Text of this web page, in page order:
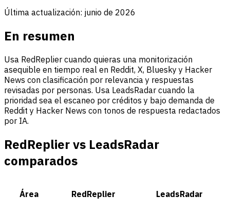
Última actualización: junio de 2026
En resumen
Usa RedReplier cuando quieras una monitorización
asequible en tiempo real en Reddit, X, Bluesky y Hacker
News con clasificación por relevancia y respuestas
revisadas por personas. Usa LeadsRadar cuando la
prioridad sea el escaneo por créditos y bajo demanda de
Reddit y Hacker News con tonos de respuesta redactados
por IA.
RedReplier vs LeadsRadar
comparados
Área RedReplier LeadsRadar